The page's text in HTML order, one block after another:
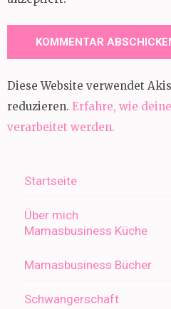
Diese Website verwendet
reduzieren. Erfahre, wie
verarbeitet werden.
Startseite
Über mich
Mamasbusiness Küche
Mamasbusiness Bücher
Schwangerschaft